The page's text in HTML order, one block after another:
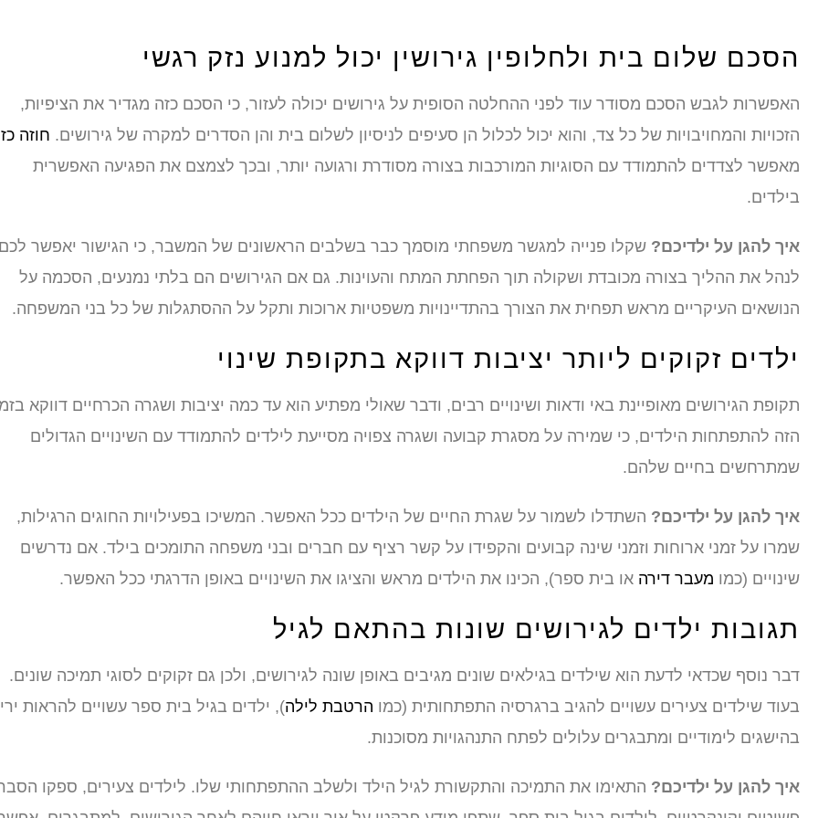
הסכם שלום בית ולחלופין גירושין יכול למנוע נזק רגשי
האפשרות לגבש הסכם מסודר עוד לפני ההחלטה הסופית על גירושים יכולה לעזור, כי הסכם כזה מגדיר את הציפיות,
הזכויות והמחויבויות של כל צד, והוא יכול לכלול הן סעיפים לניסיון לשלום בית והן הסדרים למקרה של גירושים. חוזה
מאפשר לצדדים להתמודד עם הסוגיות המורכבות בצורה מסודרת ורגועה יותר, ובכך לצמצם את הפגיעה האפשרית
בילדים.
איך להגן על ילדיכם? שקלו פנייה למגשר משפחתי מוסמך כבר בשלבים הראשונים של המשבר, כי הגישור יאפשר
לנהל את ההליך בצורה מכובדת ושקולה תוך הפחתת המתח והעוינות. גם אם הגירושים הם בלתי נמנעים, הסכמה על
הנושאים העיקריים מראש תפחית את הצורך בהתדיינויות משפטיות ארוכות ותקל על ההסתגלות של כל בני המשפחה.
ילדים זקוקים ליותר יציבות דווקא בתקופת שינוי
תקופת הגירושים מאופיינת באי ודאות ושינויים רבים, ודבר שאולי מפתיע הוא עד כמה יציבות ושגרה הכרחיים דווקא
הזה להתפתחות הילדים, כי שמירה על מסגרת קבועה ושגרה צפויה מסייעת לילדים להתמודד עם השינויים הגדולים
שמתרחשים בחיים שלהם.
איך להגן על ילדיכם? השתדלו לשמור על שגרת החיים של הילדים ככל האפשר. המשיכו בפעילויות החוגים הרגילות,
שמרו על זמני ארוחות וזמני שינה קבועים והקפידו על קשר רציף עם חברים ובני משפחה התומכים בילד. אם נדרשים
שינויים (כמו מעבר דירה או בית ספר), הכינו את הילדים מראש והציגו את השינויים באופן הדרגתי ככל האפשר.
תגובות ילדים לגירושים שונות בהתאם לגיל
דבר נוסף שכדאי לדעת הוא שילדים בגילאים שונים מגיבים באופן שונה לגירושים, ולכן גם זקוקים לסוגי תמיכה שונים.
בעוד שילדים צעירים עשויים להגיב ברגרסיה התפתחותית (כמו הרטבת לילה), ילדים בגיל בית ספר עשויים להראות
בהישגים לימודיים ומתבגרים עלולים לפתח התנהגויות מסוכנות.
איך להגן על ילדיכם? התאימו את התמיכה והתקשורת לגיל הילד ולשלב ההתפתחותי שלו. לילדים צעירים, ספקו